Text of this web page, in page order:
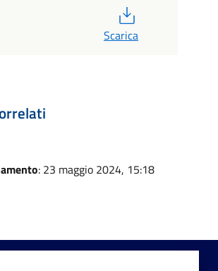
Scarica
: 23 maggio 2024, 15:18